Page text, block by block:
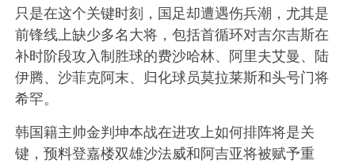
只是在这个关键时刻，国足却遭遇伤兵潮，尤其是
前锋线上缺少多名大将，包括首循环对吉尔吉斯在
补时阶段攻入制胜球的费沙哈林、阿里夫艾曼、陆
伊腾、沙菲克阿末、归化球员莫拉莱斯和头号门将
希罕。
韩国籍主帅金判坤本战在进攻上如何排阵将是关
键，预料登嘉楼双雄沙法威和阿吉亚将被赋予重